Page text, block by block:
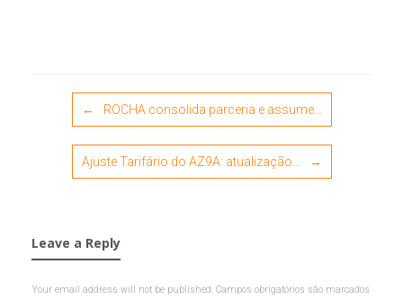
Post navigation
← ROCHA consolida parceria e assume…
Ajuste Tarifário do AZ9A: atualização… →
Leave a Reply
Your email address will not be published. Campos obrigatórios são marcados